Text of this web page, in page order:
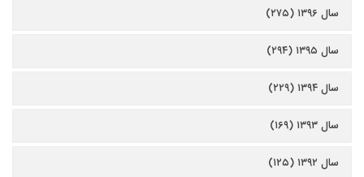
سال ۱۳۹۶ (۲۷۵)
سال ۱۳۹۵ (۲۹۴)
سال ۱۳۹۴ (۲۲۹)
سال ۱۳۹۳ (۱۶۹)
سال ۱۳۹۲ (۱۲۵)